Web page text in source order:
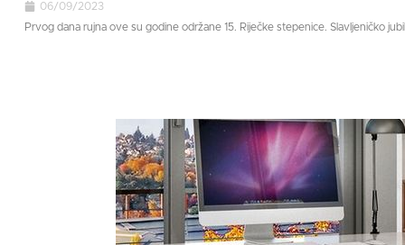
06/09/2023
Prvog dana rujna ove su godine održane 15. Riječke stepenice. Slavljeničko